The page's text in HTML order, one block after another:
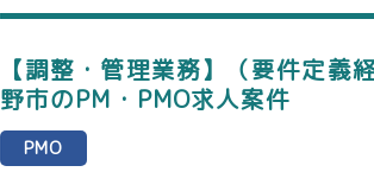
【調整・管理業務】（要件定
野市のPM・PMO求人案件
PMO